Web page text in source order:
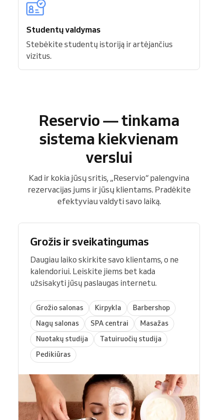
Studentų valdymas
Stebėkite studentų istoriją ir artėjančius
vizitus.
Reservio — tinkama
sistema kiekvienam
verslui
Kad ir kokia jūsų sritis, „Reservio“ palengvina
rezervacijas jums ir jūsų klientams. Pradėkite
efektyviau valdyti savo laiką.
Grožis ir sveikatingumas
Daugiau laiko skirkite savo klientams, o ne
kalendoriui. Leiskite jiems bet kada
užsisakyti jūsų paslaugas internetu.
Grožio salonas Kirpykla
Barbershop
Nagų salonas
SPA centrai
Masažas
Nuotakų studija
Tatuiruočių studija
Pedikiūras